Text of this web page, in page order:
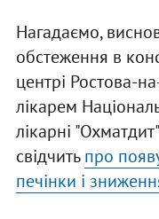
Нагадаємо,
обстеження в
центрі Ростова-
лікарем
лікарні
свідчитьпро
печінки і